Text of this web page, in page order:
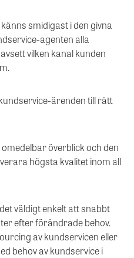
smidigast i den givna
agenten alla
vilken kanal kunden
ärenden till rätt
överblick och den
högsta kvalitet inom all
väldigt enkelt att snabbt
efter förändrade behov.
av kundservicen eller
behov av kundservice i